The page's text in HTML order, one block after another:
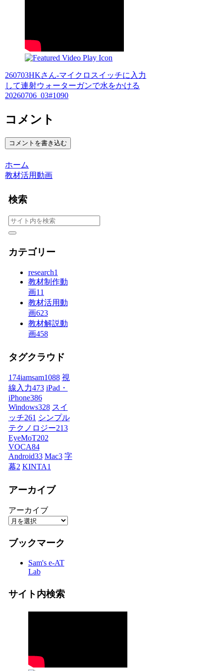
260703HKさん-マイクロスイッチに入力
して連射ウォーターガンで水をかける
20260706_03#1090
コメント
コメントを書き込む
ホーム
教材活用動画
検索
カテゴリー
research1
教材制作動
画11
教材活用動
画623
教材解説動
画458
タグクラウド
174iamsam1088 視
線入力473 iPad・
iPhone386
Windows328 スイ
ッチ261 シンプル
テクノロジー213
EyeMoT202
VOCA84
Android33 Mac3 字
幕2 KINTA1
アーカイブ
アーカイブ
ブックマーク
Sam's e-AT
Lab
サイト内検索